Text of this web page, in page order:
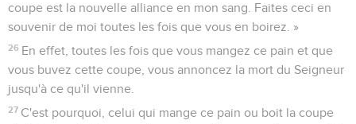
coupe est la nouvelle alliance en mon sang. Faites ceci en
souvenir de moi toutes les fois que vous en boirez. »
26 En effet, toutes les fois que vous mangez ce pain et que
vous buvez cette coupe, vous annoncez la mort du Seigneur
jusqu'à ce qu'il vienne.
27 C'est pourquoi, celui qui mange ce pain ou boit la coupe